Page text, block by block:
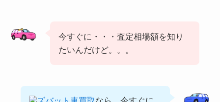
今すぐに・・・査定相場額を知り
たいんだけど。。。